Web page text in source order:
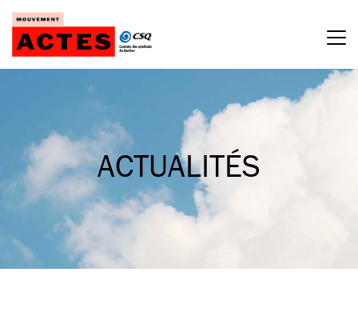
Passer
contenu
ACTUALITÉS